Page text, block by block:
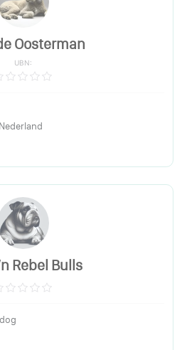
Oosterman
UBN:
Rebel Bulls